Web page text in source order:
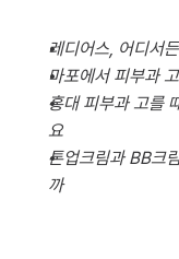
레디어스, 어디서
마포에서 피부과
홍대 피부과 고를
요
톤업크림과 BB크
까